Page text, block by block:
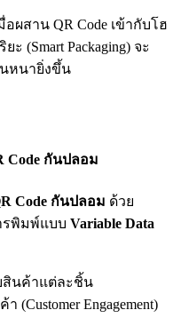
อผสาน QR Code เข้ากับโฮ
(Smart Packaging) จะ
หนายิ่งขึ้น
Code กันปลอม
Code กันปลอม ด้วย
รพิมพ์แบบ Variable Data
สินค้าแต่ละชิ้น
Engagement)